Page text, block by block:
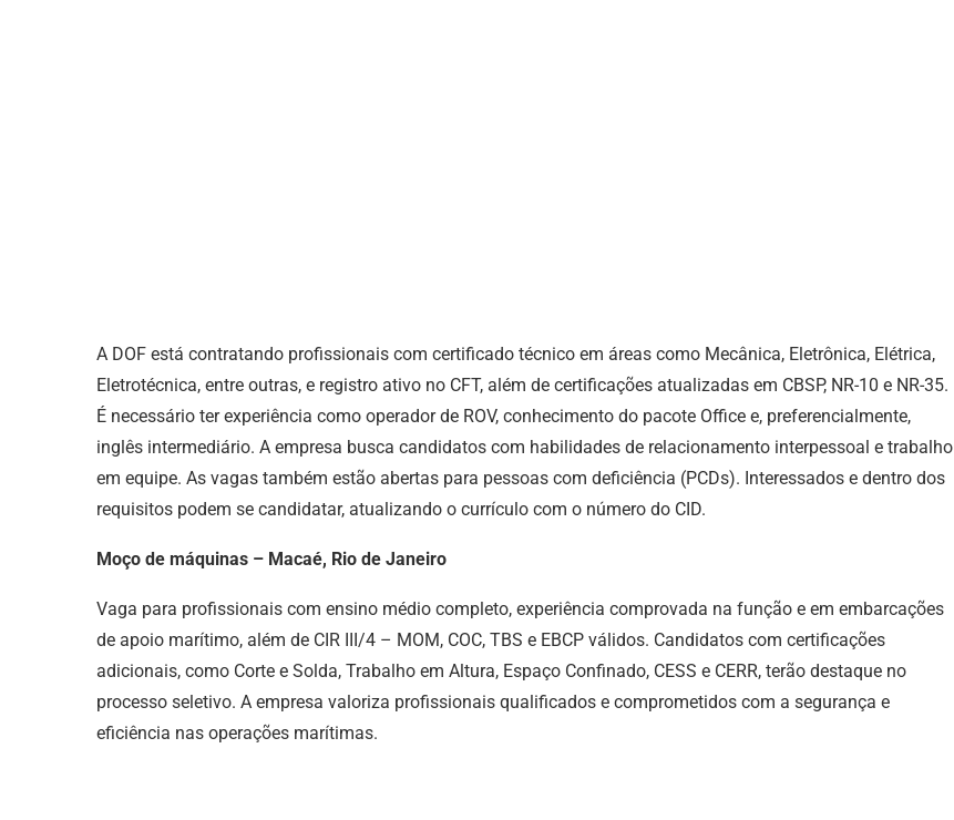
A DOF está contratando profissionais com certificado técnico em áreas como Mecânica, Eletrônica, Elétrica,
Eletrotécnica, entre outras, e registro ativo no CFT, além de certificações atualizadas em CBSP, NR-10 e NR-35.
É necessário ter experiência como operador de ROV, conhecimento do pacote Office e, preferencialmente,
inglês intermediário. A empresa busca candidatos com habilidades de relacionamento interpessoal e trabalho
em equipe. As vagas também estão abertas para pessoas com deficiência (PCDs). Interessados e dentro dos
requisitos podem se candidatar, atualizando o currículo com o número do CID.
Moço de máquinas – Macaé, Rio de Janeiro
Vaga para profissionais com ensino médio completo, experiência comprovada na função e em embarcações
de apoio marítimo, além de CIR III/4 – MOM, COC, TBS e EBCP válidos. Candidatos com certificações
adicionais, como Corte e Solda, Trabalho em Altura, Espaço Confinado, CESS e CERR, terão destaque no
processo seletivo. A empresa valoriza profissionais qualificados e comprometidos com a segurança e
eficiência nas operações marítimas.